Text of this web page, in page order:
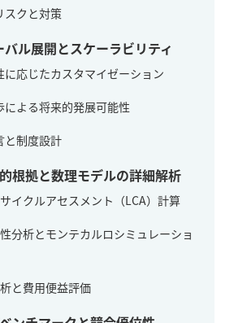
スクと対策
ル展開とスケーラビリティ
に応じたカスタマイゼーション
による将来的発展可能性
と制度設計
根拠と数理モデルの詳細解析
イクルアセスメント（LCA）計算
分析とモンテカルロシミュレーショ
と費用便益評価